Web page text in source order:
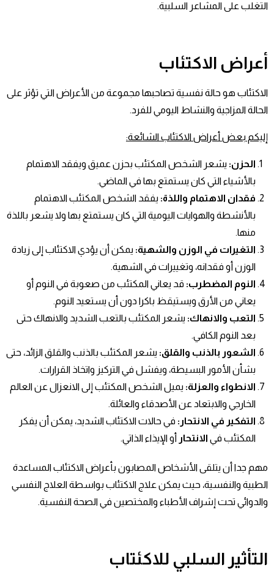
التغلب على المشاعر السلبية.
أعراض الاكتئاب
الاكتئاب هو حالة نفسية تصاحبها مجموعة من الأعراض التي تؤثر على
الحالة المزاجية والنشاط اليومي للفرد.
إليكم بعض أعراض الاكتئاب الشائعة:
الحزن: يشعر الشخص المكتئب بحزن عميق ويفقد الاهتمام
بالأشياء التي كان يستمتع بها في الماضي.
فقدان الاهتمام واللذة: يفقد الشخص المكتئب الاهتمام
بالأنشطة والهوايات اليومية التي كان يستمتع بها ولا يشعر باللذة
منها.
التغيرات في الوزن والشهية: يمكن أن يؤدي الاكتئاب إلى زيادة
الوزن أو فقدانه، وتغييرات في الشهية.
النوم المضطرب: قد يعاني المكتئب من صعوبة في النوم أو
يعاني من الأرق ويستيقظ باكرا دون أن يستعيد النوم.
التعب والانهاك: يشعر المكتئب بالتعب الشديد والانهاك حتى
بعد النوم الكافي.
الشعور بالذنب والقلق: يشعر المكتئب بالذنب والقلق الزائد، حتى
بشأن الأمور البسيطة، ويفشل في التركيز واتخاذ القرارات.
الانطواء والعزلة: يميل الشخص المكتئب إلى الانعزال عن العالم
الخارجي والابتعاد عن الأصدقاء والعائلة.
التفكير في الانتحار : في حالات الاكتئاب الشديد، يمكن أن يفكر
المكتئب في الانتحار أو الإيذاء الذاتي.
مهم جدا أن يتلقى الأشخاص المصابون بأعراض الاكتئاب المساعدة
الطبية والنفسية، حيث يمكن علاج الاكتئاب بواسطة العلاج النفسي
والدوائي تحت إشراف الأطباء والمختصين في الصحة النفسية.
التأثير السلبي للاكئتاب